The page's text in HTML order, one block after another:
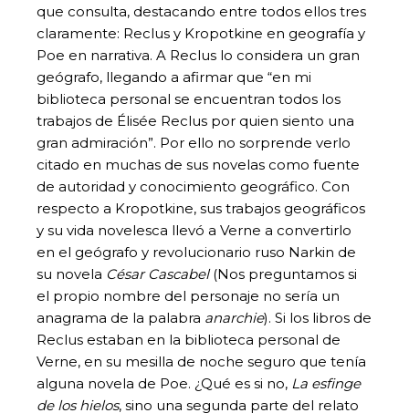
que consulta, destacando entre todos ellos tres
claramente: Reclus y Kropotkine en geografía y
Poe en narrativa. A Reclus lo considera un gran
geógrafo, llegando a afirmar que “en mi
biblioteca personal se encuentran todos los
trabajos de Élisée Reclus por quien siento una
gran admiración”. Por ello no sorprende verlo
citado en muchas de sus novelas como fuente
de autoridad y conocimiento geográfico. Con
respecto a Kropotkine, sus trabajos geográficos
y su vida novelesca llevó a Verne a convertirlo
en el geógrafo y revolucionario ruso Narkin de
su novela César Cascabel(Nos preguntamos si
el propio nombre del personaje no sería un
anagrama de la palabra anarchie). Si los libros de
Reclus estaban en la biblioteca personal de
Verne, en su mesilla de noche seguro que tenía
alguna novela de Poe. ¿Qué es si no, La esfinge
de los hielos, sino una segunda parte del relato